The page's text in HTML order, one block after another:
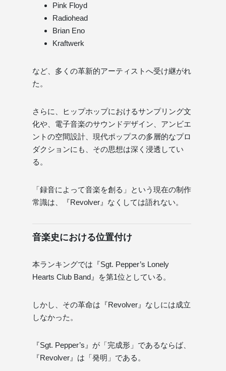
Pink Floyd
Radiohead
Brian Eno
Kraftwerk
など、多くの革新的アーティストへ受け継がれ
た。
さらに、ヒップホップにおけるサンプリング文
化や、電子音楽のサウンドデザイン、アンビエ
ントの空間設計、現代ポップスの多層的なプロ
ダクションにも、その思想は深く浸透してい
る。
「録音によって音楽を創る」という現在の制作
常識は、『Revolver』なくしては語れない。
音楽史における位置付け
本ランキングでは『Sgt. Pepper’s Lonely
Hearts Club Band』を第1位としている。
しかし、その革命は『Revolver』なしには成立
しなかった。
『Sgt. Pepper’s』が「完成形」であるならば、
『Revolver』は「発明」である。